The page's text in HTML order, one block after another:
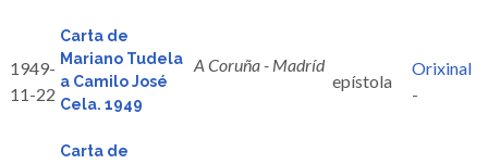
1949-
11-22
Carta de
Mariano Tudela
a Camilo José
Cela. 1949
A Coruña - Madríd
epístola
Orixinal
-
Carta de